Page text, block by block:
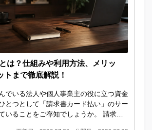
は？仕組みや利用方法、メリッ
トまで徹底解説！
でいる法人や個人事業主の役に立つ資金
とつとして「請求書カード払い」のサー
いることをご存知でしょうか。 請求書